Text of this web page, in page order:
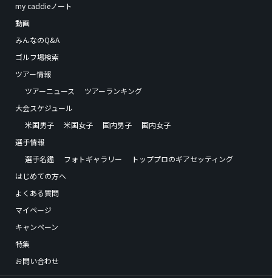
my caddieノート
動画
みんなのQ&A
ゴルフ場検索
ツアー情報
ツアーニュース
ツアーランキング
大会スケジュール
米国男子
米国女子 国内男子
国内女子
選手情報
選手名鑑
フォトギャラリー
トッププロのギアセッティング
はじめての方へ
よくある質問
マイページ
キャンペーン
特集
お問い合わせ